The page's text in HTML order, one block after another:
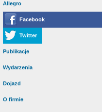
Allegro
Facebook
Twitter
Publikacje
Wydarzenia
Dojazd
O firmie